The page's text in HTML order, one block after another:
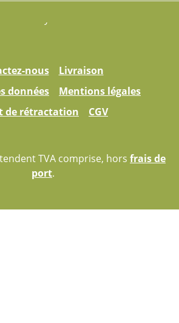
nous
Livraison
données
Mentions légales
de rétractation
CGV
TVA comprise, hors frais de
port.